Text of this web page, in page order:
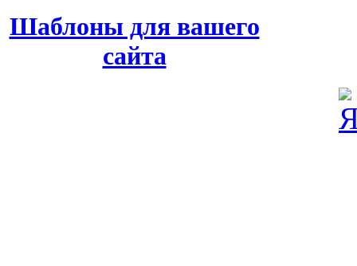
Шаблоны для вашего
сайта